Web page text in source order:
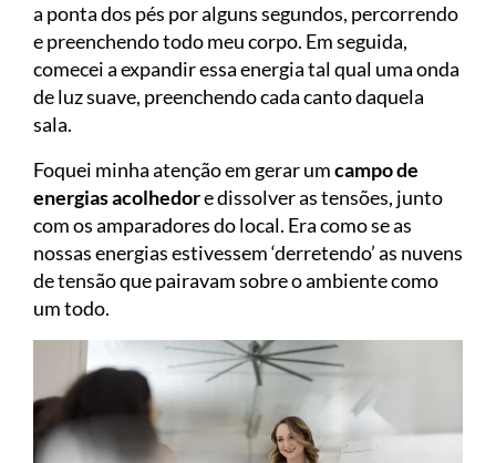
a ponta dos pés por alguns segundos, percorrendo
e preenchendo todo meu corpo. Em seguida,
comecei a expandir essa energia tal qual uma onda
de luz suave, preenchendo cada canto daquela
sala.
Foquei minha atenção em gerar umcampo de
energias acolhedore dissolver as tensões, junto
com os amparadores do local. Era como se as
nossas energias estivessem ‘derretendo’ as nuvens
de tensão que pairavam sobre o ambiente como
um todo.